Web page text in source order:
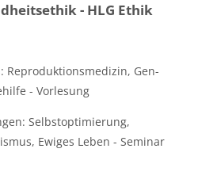
- HLG Ethik
Reproduktionsmedizin, Gen-
- Vorlesung
Selbstoptimierung,
Ewiges Leben - Seminar